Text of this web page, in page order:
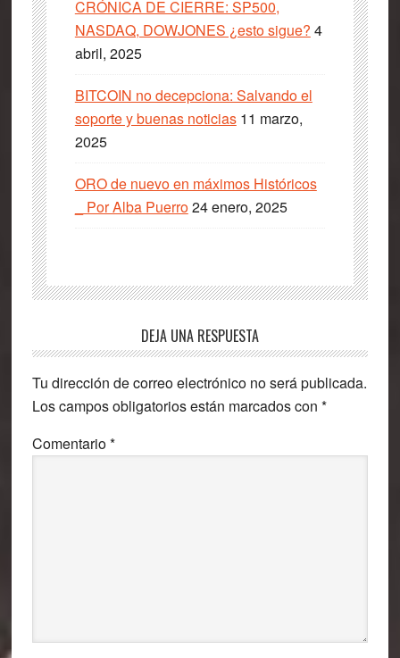
CRÓNICA DE CIERRE: SP500,
NASDAQ, DOWJONES ¿esto sigue? 4
abril, 2025
BITCOIN no decepciona: Salvando el
soporte y buenas noticias 11 marzo,
2025
ORO de nuevo en máximos Históricos
_ Por Alba Puerro24 enero, 2025
Interacciones
con
los
lectores
DEJA UNA RESPUESTA
Tu dirección de correo electrónico no será publicada.
Los campos obligatorios están marcados con *
Comentario*